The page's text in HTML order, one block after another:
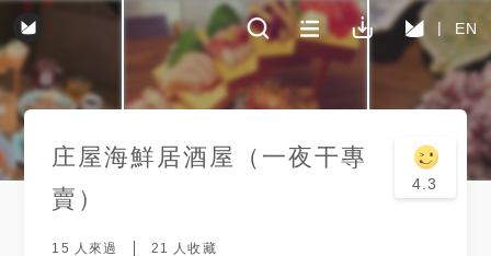
EN
庄屋海鮮居酒屋（一夜干專
賣）
4.3
15 人來過 21 人收藏